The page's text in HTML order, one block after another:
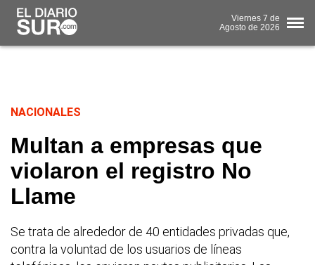
Viernes 7 de
Agosto de 2026
NACIONALES
Multan a empresas que
violaron el registro No
Llame
Se trata de alrededor de 40 entidades privadas que,
contra la voluntad de los usuarios de líneas